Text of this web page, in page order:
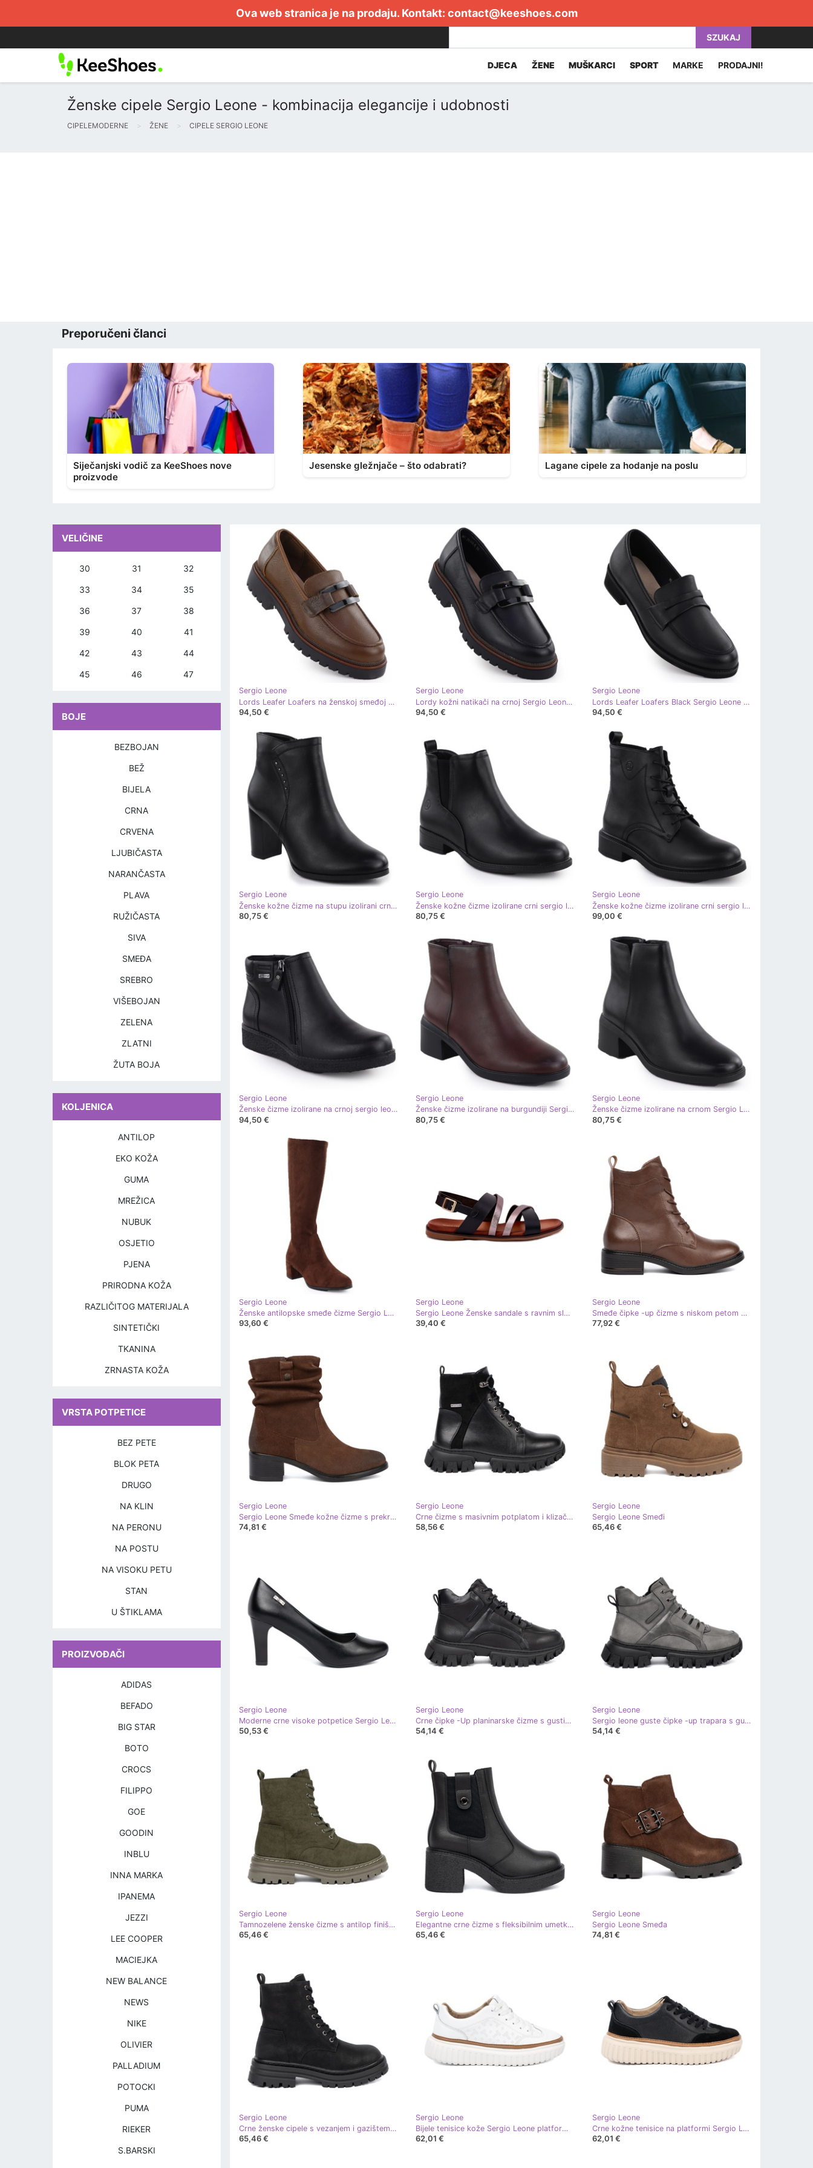
Ova web stranica je na prodaju. Kontakt: contact@keeshoes.com
SZUKAJ
DJECA ŽENE MUŠKARCI SPORT MARKE PRODAJNI!
Ženske cipele Sergio Leone - kombinacija elegancije i udobnosti
CIPELEMODERNE ŽENE CIPELE SERGIO LEONE
Preporučeni članci
Siječanjski vodič za KeeShoes nove
proizvode
Jesenske gležnjače – što odabrati? Lagane cipele za hodanje na poslu
Sergio Leone
Lords Leafer Loafers na ženskoj smeđoj platformi Sergio Leone MK25166-S
94,50 €
Sergio Leone
Lordy kožni natikači na crnoj Sergio Leone MK25166-S ženska platforma
94,50 €
Sergio Leone
Lords Leafer Loafers Black Sergio Leone MK25112-S
94,50 €
Sergio Leone
Ženske kožne čizme na stupu izolirani crni sergio leone bt25015
80,75 €
Sergio Leone
Ženske kožne čizme izolirane crni sergio leone bt25091
80,75 €
Sergio Leone
Ženske kožne čizme izolirane crni sergio leone bt25172-s
99,00 €
Sergio Leone
Ženske čizme izolirane na crnoj sergio leone bt25348-s kuga
94,50 €
Sergio Leone
Ženske čizme izolirane na burgundiji Sergio Leone BT25239 crvena
80,75 €
Sergio Leone
Ženske čizme izolirane na crnom Sergio Leone BT25239 crna
80,75 €
Sergio Leone
Ženske antilopske smeđe čizme Sergio Leone KZ205
93,60 €
Sergio Leone
Sergio Leone Ženske sandale s ravnim slovima sa Sergiom Leone SK086H Stripes crne crna
39,40 €
Sergio Leone
Smeđe čipke -up čizme s niskom petom Sergio Leone smeđa
77,92 €
Sergio Leone
Sergio Leone Smeđe kožne čizme s prekrivenim gornjim Sergiom Leoneom smeđa
74,81 €
Sergio Leone
Crne čizme s masivnim potplatom i klizačem Sergio Leone crna
58,56 €
Sergio Leone
Sergio Leone Smeđi
65,46 €
Sergio Leone
Moderne crne visoke potpetice Sergio Leone crna
50,53 €
Sergio Leone
Crne čipke -Up planinarske čizme s gustim potplatom Sergio Leone crna
54,14 €
Sergio Leone
Sergio leone guste čipke -up trapara s gustim potplatom siva
54,14 €
Sergio Leone
Tamnozelene ženske čizme s antilop finišom Sergio Leone
65,46 €
Sergio Leone
Elegantne crne čizme s fleksibilnim umetkom Sergio Leone crna
65,46 €
Sergio Leone
Sergio Leone Smeđa
74,81 €
Sergio Leone
Crne ženske cipele s vezanjem i gazištem Sergio Leone crna
65,46 €
Sergio Leone
Bijele tenisice kože Sergio Leone platforma bijela
62,01 €
Sergio Leone
Crne kožne tenisice na platformi Sergio Leone Beige crna
62,01 €
VELIČINE
30 31 32
33 34 35
36 37 38
39 40 41
42 43 44
45 46 47
BOJE
BEZBOJAN
BEŽ
BIJELA
CRNA
CRVENA
LJUBIČASTA
NARANČASTA
PLAVA
RUŽIČASTA
SIVA
SMEĐA
SREBRO
VIŠEBOJAN
ZELENA
ZLATNI
ŽUTA BOJA
KOLJENICA
ANTILOP
EKO KOŽA
GUMA
MREŽICA
NUBUK
OSJETIO
PJENA
PRIRODNA KOŽA
RAZLIČITOG MATERIJALA
SINTETIČKI
TKANINA
ZRNASTA KOŽA
VRSTA POTPETICE
BEZ PETE
BLOK PETA
DRUGO
NA KLIN
NA PERONU
NA POSTU
NA VISOKU PETU
STAN
U ŠTIKLAMA
PROIZVOĐAČI
ADIDAS
BEFADO
BIG STAR
BOTO
CROCS
FILIPPO
GOE
GOODIN
INBLU
INNA MARKA
IPANEMA
JEZZI
LEE COOPER
MACIEJKA
NEW BALANCE
NEWS
NIKE
OLIVIER
PALLADIUM
POTOCKI
PUMA
RIEKER
S.BARSKI